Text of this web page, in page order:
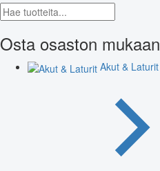
Osta osaston mukaan
Akut & Laturit